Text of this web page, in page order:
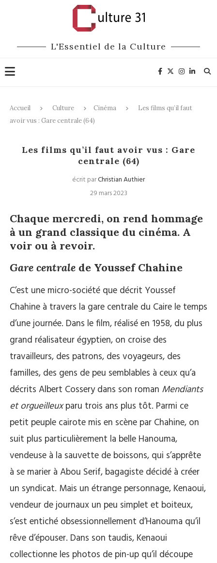
L'Essentiel de la Culture
Accueil Culture Cinéma
Les films qu’il faut
avoir vus : Gare centrale (64)
Les films qu’il faut avoir vus : Gare
centrale (64)
écrit parChristian Authier
29 mars 2023
Chaque mercredi, on rend hommage
à un grand classique du cinéma. A
voir ou à revoir.
Gare centrale de Youssef Chahine
C’est une micro-société que décrit Youssef
Chahine à travers la gare centrale du Caire le temps
d’une journée. Dans le film, réalisé en 1958, du plus
grand réalisateur égyptien, on croise des
travailleurs, des patrons, des voyageurs, des
familles, des gens de peu semblables à ceux qu’a
décrits Albert Cossery dans son roman Mendiants
et orgueilleuxparu trois ans plus tôt. Parmi ce
petit peuple cairote mis en scène par Chahine, on
suit plus particulièrement la belle Hanouma,
vendeuse à la sauvette de boissons, qui s’apprête
à se marier à Abou Serif, bagagiste décidé à créer
un syndicat. Mais un étrange personnage, Kenaoui,
vendeur de journaux un peu simplet et boiteux,
s’est entiché obsessionnellement d’Hanouma qu’il
rêve d’épouser. Dans son taudis, Kenaoui
collectionne les photos de pin-up qu’il découpe